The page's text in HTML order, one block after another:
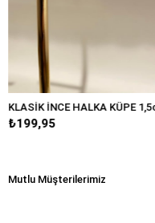
İNCE HALKA KÜPE 1,5cm
Mutlu Müşterilerimiz